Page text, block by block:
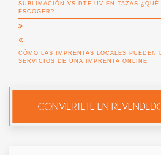
SUBLIMACIÓN VS DTF UV EN TAZAS
ESCOGER?
CÓMO LAS IMPRENTAS LOCALES PUEDEN
SERVICIOS DE UNA IMPRENTA ONLINE